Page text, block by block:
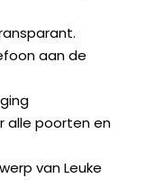
aan de
alle poorten en
van Leuke